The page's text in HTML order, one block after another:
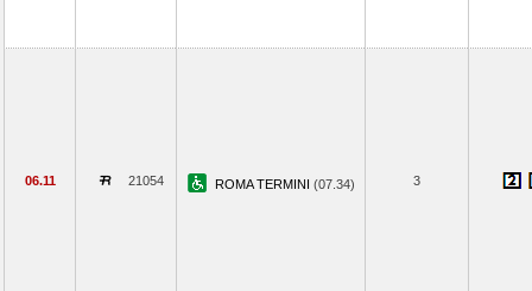
06.11 21054 ROMA TERMINI (07.34) 3